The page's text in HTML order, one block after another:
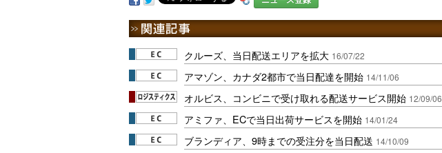
クルーズ、当日配送エリアを拡大 16/07/22
アマゾン、カナダ2都市で当日配達を開始 14/11/06
オルビス、コンビニで受け取れる配送サービス開始 12/09/06
アミファ、ECで当日出荷サービスを開始 14/01/24
ブランディア、9時までの受注分を当日配送 14/10/09